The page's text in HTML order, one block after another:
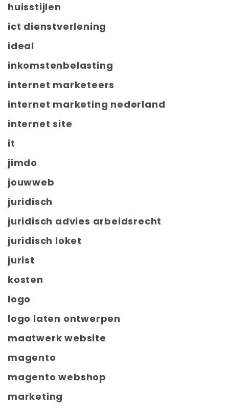
huisstijlen
ict dienstverlening
ideal
inkomstenbelasting
internet marketeers
internet marketing nederland
internet site
it
jimdo
jouwweb
juridisch
juridisch advies arbeidsrecht
juridisch loket
jurist
kosten
logo
logo laten ontwerpen
maatwerk website
magento
magento webshop
marketing